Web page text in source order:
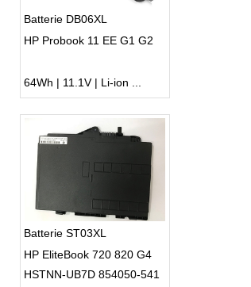
Batterie DB06XL
HP Probook 11 EE G1 G2
64Wh | 11.1V | Li-ion ...
Batterie ST03XL
HP EliteBook 720 820 G4
HSTNN-UB7D 854050-541